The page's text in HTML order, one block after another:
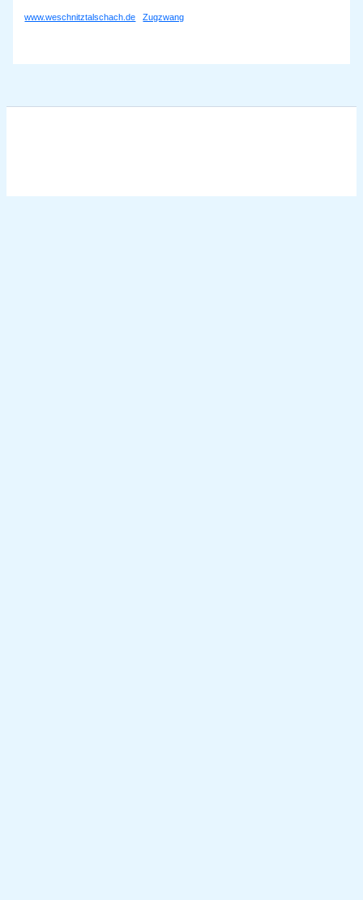
www.weschnitztalschach.de Zugzwang